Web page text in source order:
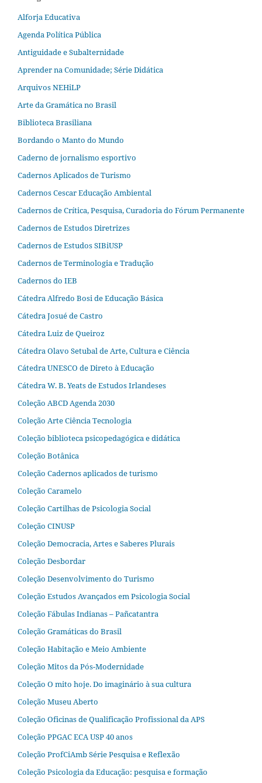
Alforja Educativa
Agenda Política Pública
Antiguidade e Subalternidade
Aprender na Comunidade; Série Didática
Arquivos NEHiLP
Arte da Gramática no Brasil
Biblioteca Brasiliana
Bordando o Manto do Mundo
Caderno de jornalismo esportivo
Cadernos Aplicados de Turismo
Cadernos Cescar Educação Ambiental
Cadernos de Crítica, Pesquisa, Curadoria do Fórum Permanente
Cadernos de Estudos Diretrizes
Cadernos de Estudos SIBiUSP
Cadernos de Terminologia e Tradução
Cadernos do IEB
Cátedra Alfredo Bosi de Educação Básica
Cátedra Josué de Castro
Cátedra Luiz de Queiroz
Cátedra Olavo Setubal de Arte, Cultura e Ciência
Cátedra UNESCO de Direto à Educação
Cátedra W. B. Yeats de Estudos Irlandeses
Coleção ABCD Agenda 2030
Coleção Arte Ciência Tecnologia
Coleção biblioteca psicopedagógica e didática
Coleção Botânica
Coleção Cadernos aplicados de turismo
Coleção Caramelo
Coleção Cartilhas de Psicologia Social
Coleção CINUSP
Coleção Democracia, Artes e Saberes Plurais
Coleção Desbordar
Coleção Desenvolvimento do Turismo
Coleção Estudos Avançados em Psicologia Social
Coleção Fábulas Indianas – Pañcatantra
Coleção Gramáticas do Brasil
Coleção Habitação e Meio Ambiente
Coleção Mitos da Pós-Modernidade
Coleção O mito hoje. Do imaginário à sua cultura
Coleção Museu Aberto
Coleção Oficinas de Qualificação Profissional da APS
Coleção PPGAC ECA USP 40 anos
Coleção ProfCiAmb Série Pesquisa e Reflexão
Coleção Psicologia da Educação: pesquisa e formação